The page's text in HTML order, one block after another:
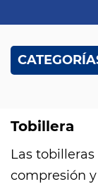
Tobillera
Las
compresión